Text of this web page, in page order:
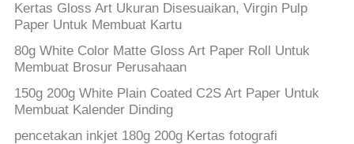
Kertas Gloss Art Ukuran Disesuaikan, Virgin Pulp
Paper Untuk Membuat Kartu
80g White Color Matte Gloss Art Paper Roll Untuk
Membuat Brosur Perusahaan
150g 200g White Plain Coated C2S Art Paper Untuk
Membuat Kalender Dinding
pencetakan inkjet 180g 200g Kertas fotografi